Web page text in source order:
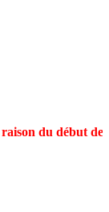
du début